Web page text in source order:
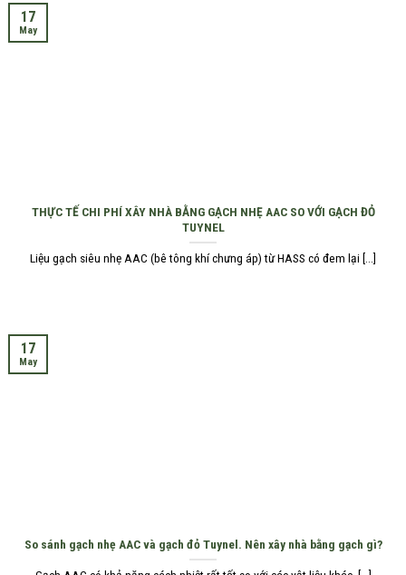
THỰC TẾ CHI PHÍ XÂY NHÀ BẰNG GẠCH NHẸ AAC SO VỚI GẠCH ĐỎ
TUYNEL
Liệu gạch siêu nhẹ AAC (bê tông khí chưng áp) từ HASS có đem lại [...]
17
May
So sánh gạch nhẹ AAC và gạch đỏ Tuynel. Nên xây nhà bằng gạch gì?
17
May